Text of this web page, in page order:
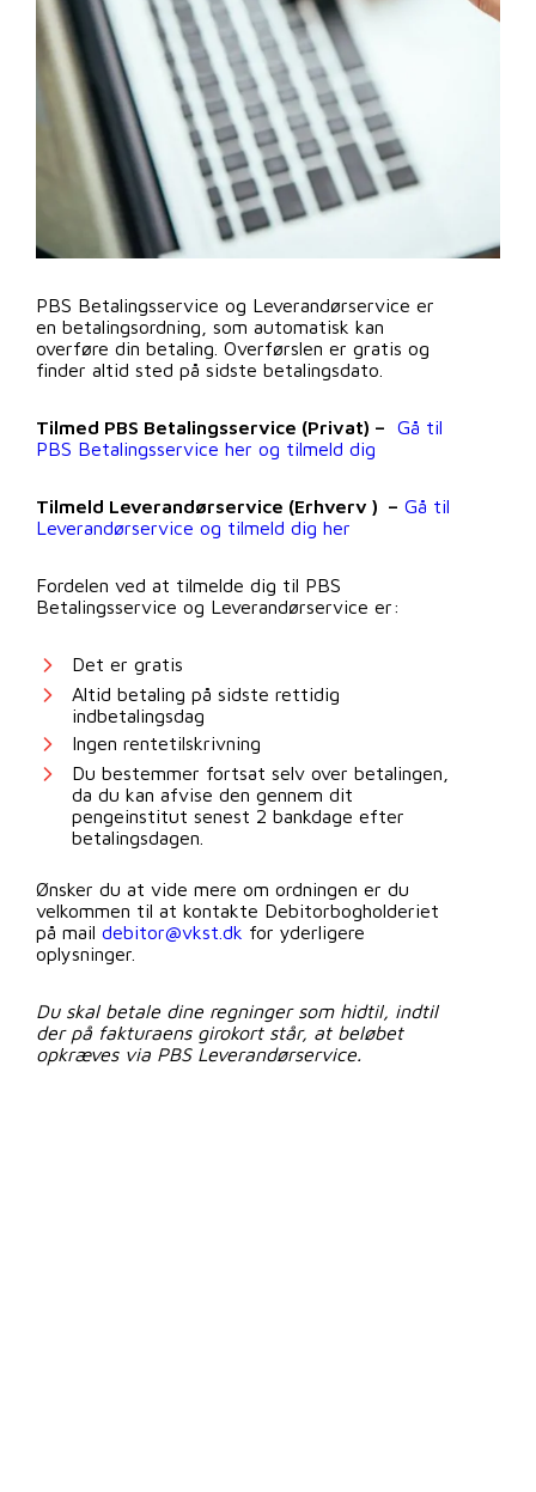
PBS Betalingsservice og Leverandørservice er
en betalingsordning, som automatisk kan
overføre din betaling. Overførslen er gratis og
finder altid sted på sidste betalingsdato.
Tilmed PBS Betalingsservice (Privat) –
Gå til
PBS Betalingsservice her og tilmeld dig
Tilmeld Leverandørservice (Erhverv ) – Gå til
Leverandørservice og tilmeld dig her
Fordelen ved at tilmelde dig til PBS
Betalingsservice og Leverandørservice er:
Det er gratis
Altid betaling på sidste rettidig
indbetalingsdag
Ingen rentetilskrivning
Du bestemmer fortsat selv over betalingen,
da du kan afvise den gennem dit
pengeinstitut senest 2 bankdage efter
betalingsdagen.
Ønsker du at vide mere om ordningen er du
velkommen til at kontakte Debitorbogholderiet
på mail debitor@vkst.dk for yderligere
oplysninger.
Du skal betale dine regninger som hidtil, indtil
der på fakturaens girokort står, at beløbet
opkræves via PBS Leverandørservice.